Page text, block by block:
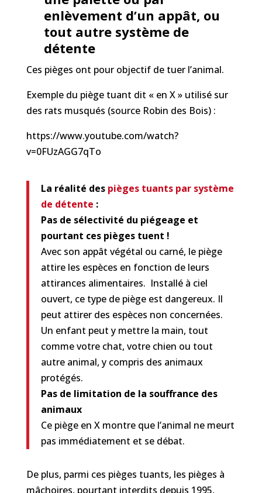
enlèvement d’un appât, ou
tout autre système de
détente
Ces pièges ont pour objectif de tuer l’animal.
Exemple du piège tuant dit « en X » utilisé sur
des rats musqués (source Robin des Bois) :
https://www.youtube.com/watch?
v=0FUzAGG7qTo
La réalité des pièges tuants par système
de détente :
Pas de sélectivité du piégeage et
pourtant ces pièges tuent !
Avec son appât végétal ou carné, le piège
attire les espèces en fonction de leurs
attirances alimentaires. Installé à ciel
ouvert, ce type de piège est dangereux. Il
peut attirer des espèces non concernées.
Un enfant peut y mettre la main, tout
comme votre chat, votre chien ou tout
autre animal, y compris des animaux
protégés.
Pas de limitation de la souffrance des
animaux
Ce piège en X montre que l’animal ne meurt
pas immédiatement et se débat.
De plus, parmi ces pièges tuants, les pièges à
mâchoires, pourtant interdits depuis 1995,